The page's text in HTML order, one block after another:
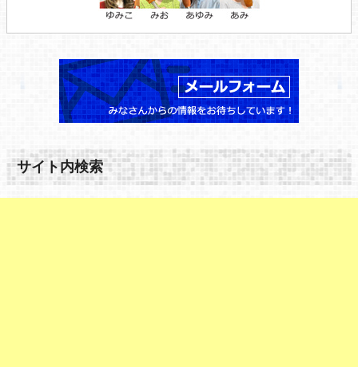
サイト内検索